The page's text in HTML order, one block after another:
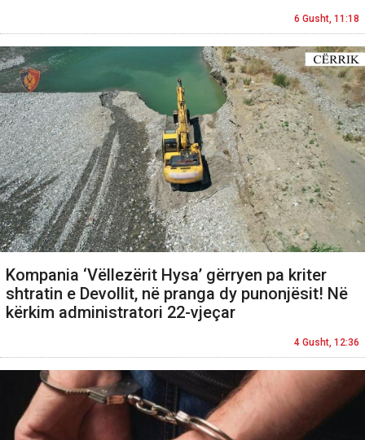
6 Gusht, 11:18
Kompania ‘Vëllezërit Hysa’ gërryen pa kriter
shtratin e Devollit, në pranga dy punonjësit! Në
kërkim administratori 22-vjeçar
4 Gusht, 12:36